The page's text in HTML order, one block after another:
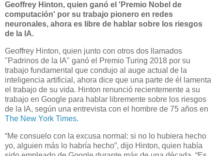
Geoffrey Hinton, quien ganó el 'Premio Nobel de
computación' por su trabajo pionero en redes
neuronales, ahora es libre de hablar sobre los riesgos
de la IA.
Geoffrey Hinton, quien junto con otros dos llamados
"Padrinos de la IA" ganó el Premio Turing 2018 por su
trabajo fundamental que condujo al auge actual de la
inteligencia artificial, ahora dice que una parte de él lamenta
el trabajo de su vida. Hinton renunció recientemente a su
trabajo en Google para hablar libremente sobre los riesgos
de la IA, según una entrevista con el hombre de 75 años en
The New York Times.
“Me consuelo con la excusa normal: si no lo hubiera hecho
yo, alguien más lo habría hecho”, dijo Hinton, quien había